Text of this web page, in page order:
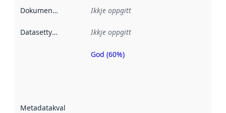
Dokumentasjon Ikkje oppgitt
Datasettype Ikkje oppgitt
Metadatakvalitet
Metadatakvalitet
God (60%)